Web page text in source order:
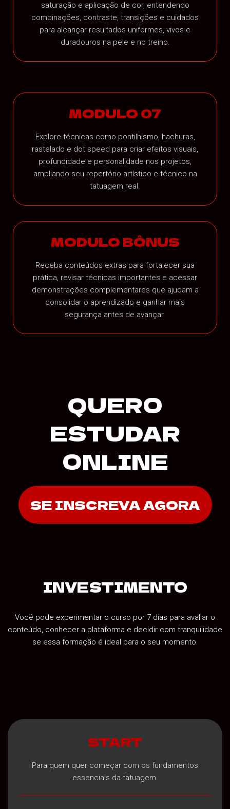
saturação e aplicação de cor, entendendo
combinações, contraste, transições e cuidados
para alcançar resultados uniformes, vivos e
duradouros na pele e no treino.
MODULO 07
Explore técnicas como pontilhismo, hachuras,
rastelado e dot speed para criar efeitos visuais,
profundidade e personalidade nos projetos,
ampliando seu repertório artístico e técnico na
tatuagem real.
MODULO BÔNUS
Receba conteúdos extras para fortalecer sua
prática, revisar técnicas importantes e acessar
demonstrações complementares que ajudam a
consolidar o aprendizado e ganhar mais
segurança antes de avançar.
QUERO
ESTUDAR
ONLINE
SE INSCREVA AGORA
INVESTIMENTO
Você pode experimentar o curso por 7 dias para avaliar o
conteúdo, conhecer a plataforma e decidir com tranquilidade
se essa formação é ideal para o seu momento.
START
Para quem quer começar com os fundamentos
essenciais da tatuagem.